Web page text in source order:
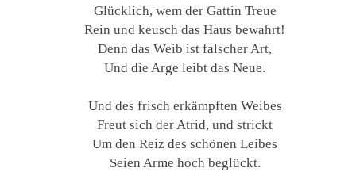
Glücklich, wem der Gattin Treue
Rein und keusch das Haus bewahrt!
Denn das Weib ist falscher Art,
Und die Arge leibt das Neue.
Und des frisch erkämpften Weibes
Freut sich der Atrid, und strickt
Um den Reiz des schönen Leibes
Seien Arme hoch beglückt.